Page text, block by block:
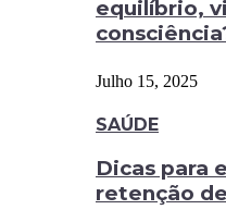
equilíbrio,
Julho 15, 2025
SAÚDE
Dicas para
retenção